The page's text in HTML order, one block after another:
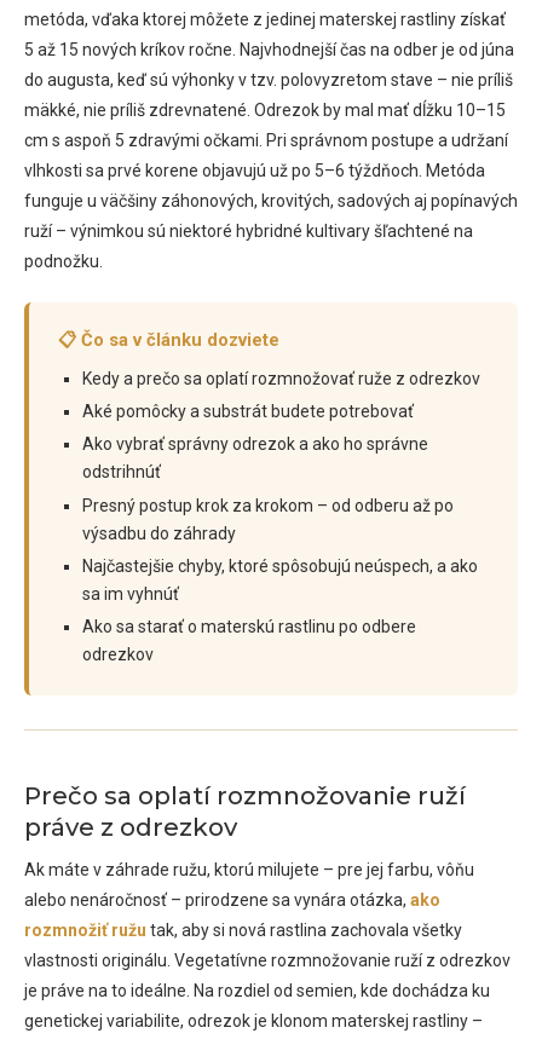
metóda, vďaka ktorej môžete z jedinej materskej rastliny získať
5 až 15 nových kríkov ročne. Najvhodnejší čas na odber je od júna
do augusta, keď sú výhonky v tzv. polovyzretom stave – nie príliš
mäkké, nie príliš zdrevnatené. Odrezok by mal mať dĺžku 10–15
cm s aspoň 5 zdravými očkami. Pri správnom postupe a udržaní
vlhkosti sa prvé korene objavujú už po 5–6 týždňoch. Metóda
funguje u väčšiny záhonových, krovitých, sadových aj popínavých
ruží – výnimkou sú niektoré hybridné kultivary šľachtené na
podnožku.
📋 Čo sa v článku dozviete
Kedy a prečo sa oplatí rozmnožovať ruže z odrezkov
Aké pomôcky a substrát budete potrebovať
Ako vybrať správny odrezok a ako ho správne
odstrihnúť
Presný postup krok za krokom – od odberu až po
výsadbu do záhrady
Najčastejšie chyby, ktoré spôsobujú neúspech, a ako
sa im vyhnúť
Ako sa starať o materskú rastlinu po odbere
odrezkov
Prečo sa oplatí rozmnožovanie ruží
práve z odrezkov
Ak máte v záhrade ružu, ktorú milujete – pre jej farbu, vôňu
alebo nenáročnosť – prirodzene sa vynára otázka, ako
rozmnožiť ružu tak, aby si nová rastlina zachovala všetky
vlastnosti originálu. Vegetatívne rozmnožovanie ruží z odrezkov
je práve na to ideálne. Na rozdiel od semien, kde dochádza ku
genetickej variabilite, odrezok je klonom materskej rastliny –